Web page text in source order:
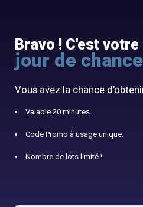
Obtenez 10% de réduction avec
Bravo ! C'est votre
jour de chance
Vous avez la chance
Valable 20 minutes.
Code Promo à usage unique.
Nombre de lots limité !